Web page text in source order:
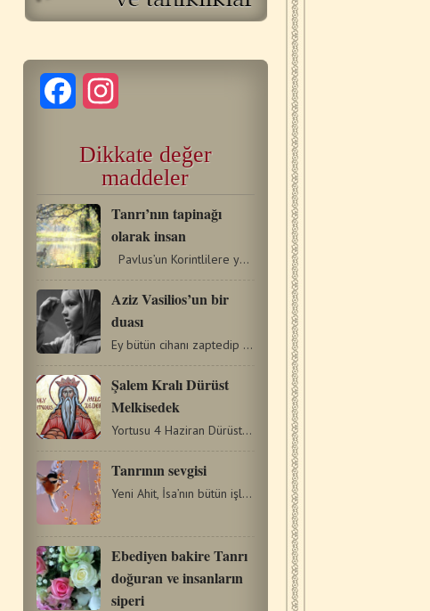
Facebook
Dikkate değer
maddeler
Tanrı’nın tapinağı
olarak insan
Pavlus’un Korintlilere yazdığı ikinci mektubundan…
Aziz Vasilios’un bir
duası
Ey bütün cihanı zaptedip tutan Rab, yücelerde sakin olup…
Şalem Kralı Dürüst
Melkisedek
Yortusu 4 Haziran Dürüst Melkisedek, Şalem'in (Kudüs) Kralıydı.…
Tanrının sevgisi
Yeni Ahit, İsa’nın bütün işlerini, öğretilerini, eylemlerini,…
Ebediyen bakire Tanrı
doğuran ve insanların
siperi